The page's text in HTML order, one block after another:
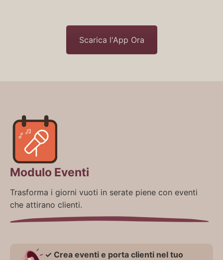
Scarica l'App Ora
Modulo Eventi
Trasforma i giorni vuoti in serate piene con eventi
che attirano clienti.
✓ Crea eventi e porta clienti nel tuo